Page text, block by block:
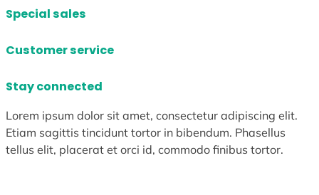
Special sales
Customer service
Stay connected
Lorem ipsum dolor sit amet, consectetur adipiscing elit.
Etiam sagittis tincidunt tortor in bibendum. Phasellus
tellus elit, placerat et orci id, commodo finibus tortor.